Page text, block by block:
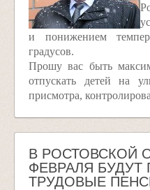
и понижением
градусов.
Прошу вас быть
отпускать детей на
присмотра,
В РОСТОВСКОЙ
ФЕВРАЛЯ
ТРУДОВЫЕ